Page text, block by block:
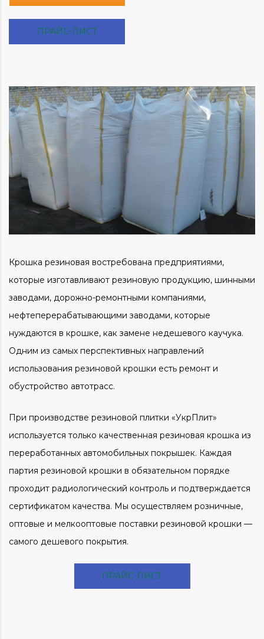
ПРАЙС-ЛИСТ
Крошка резиновая востребована предприятиями,
которые изготавливают резиновую продукцию, шинными
заводами, дорожно-ремонтными компаниями,
нефтеперерабатывающими заводами, которые
нуждаются в крошке, как замене недешевого каучука.
Одним из самых перспективных направлений
использования резиновой крошки есть ремонт и
обустройство автотрасс.
При производстве резиновой плитки «УкрПлит»
используется только качественная резиновая крошка из
переработанных автомобильных покрышек. Каждая
партия резиновой крошки в обязательном порядке
проходит радиологический контроль и подтверждается
сертификатом качества. Мы осуществляем розничные,
оптовые и мелкооптовые поставки резиновой крошки —
самого дешевого покрытия.
ПРАЙС-ЛИСТ